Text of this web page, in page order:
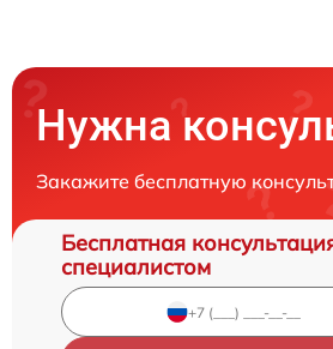
Нужна
Закажите бесплатную
Бесплатная
специалистом